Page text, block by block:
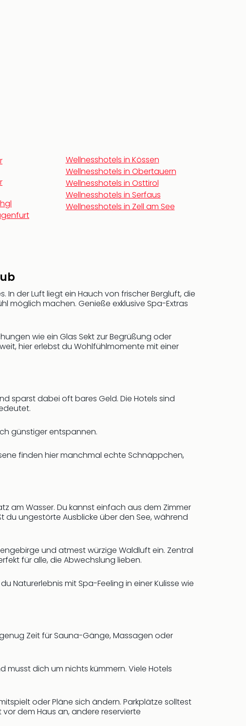
Wellnesshotels in Kössen
Wellnesshotels in Obertauern
Wellnesshotels in Osttirol
Wellnesshotels in Serfaus
Wellnesshotels in Zell am See
der Luft liegt ein Hauch von frischer Bergluft, die
möglich machen. Genieße exklusive Spa-Extras
wie ein Glas Sekt zur Begrüßung oder
hier erlebst du Wohlfühlmomente mit einer
sparst dabei oft bares Geld. Die Hotels sind
günstiger entspannen.
finden hier manchmal echte Schnäppchen,
am Wasser. Du kannst einfach aus dem Zimmer
ungestörte Ausblicke über den See, während
und atmest würzige Waldluft ein. Zentral
für alle, die Abwechslung lieben.
Naturerlebnis mit Spa-Feeling in einer Kulisse wie
Zeit für Sauna-Gänge, Massagen oder
musst dich um nichts kümmern. Viele Hotels
oder Pläne sich ändern. Parkplätze solltest
dem Haus an, andere reservierte